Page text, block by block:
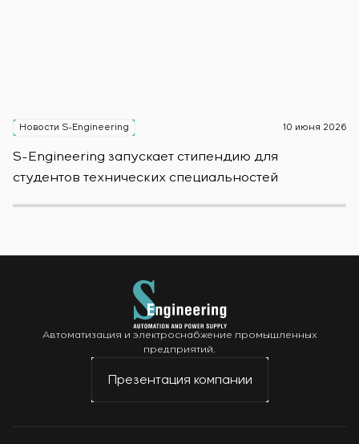
Новости S-Engineering 10 июня 2026
S-Engineering запускает стипендию для
студентов технических специальностей
Автоматизация и электроснабжение промышленных
предприятий.
Презентация компании